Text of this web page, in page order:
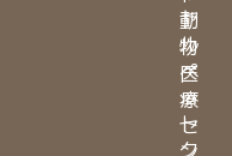
ヤ
ル
ペ
ッ
ト
ク
動
物
医
療
セ